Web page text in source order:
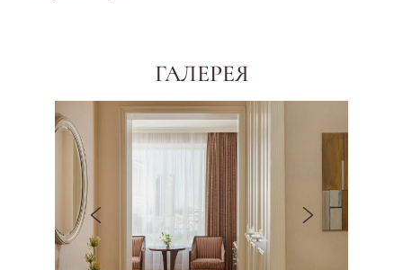
ГАЛЕРЕЯ
Предыдущий слайд Следующий